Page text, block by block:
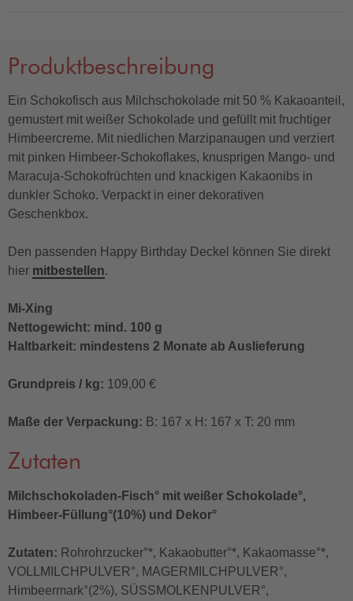
Produktbeschreibung
Ein Schokofisch aus Milchschokolade mit 50 % Kakaoanteil,
gemustert mit weißer Schokolade und gefüllt mit fruchtiger
Himbeercreme. Mit niedlichen Marzipanaugen und verziert
mit pinken Himbeer-Schokoflakes, knusprigen Mango- und
Maracuja-Schokofrüchten und knackigen Kakaonibs in
dunkler Schoko. Verpackt in einer dekorativen
Geschenkbox.
Den passenden Happy Birthday Deckel können Sie direkt
hier mitbestellen.
Mi-Xing
Nettogewicht: mind. 100 g
Haltbarkeit: mindestens 2 Monate ab Auslieferung
Grundpreis / kg: 109,00 €
Maße der Verpackung: B: 167 x H: 167 x T: 20 mm
Zutaten
Milchschokoladen-Fisch° mit weißer Schokolade°,
Himbeer-Füllung°(10%) und Dekor°
Zutaten: Rohrohrzucker°*, Kakaobutter°*, Kakaomasse°*,
VOLLMILCHPULVER°, MAGERMILCHPULVER°,
Himbeermark°(2%), SÜSSMOLKENPULVER°,